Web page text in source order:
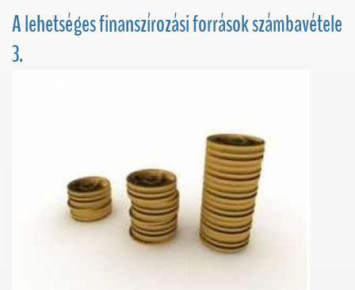
A lehetséges finanszírozási források számbavétele
3.